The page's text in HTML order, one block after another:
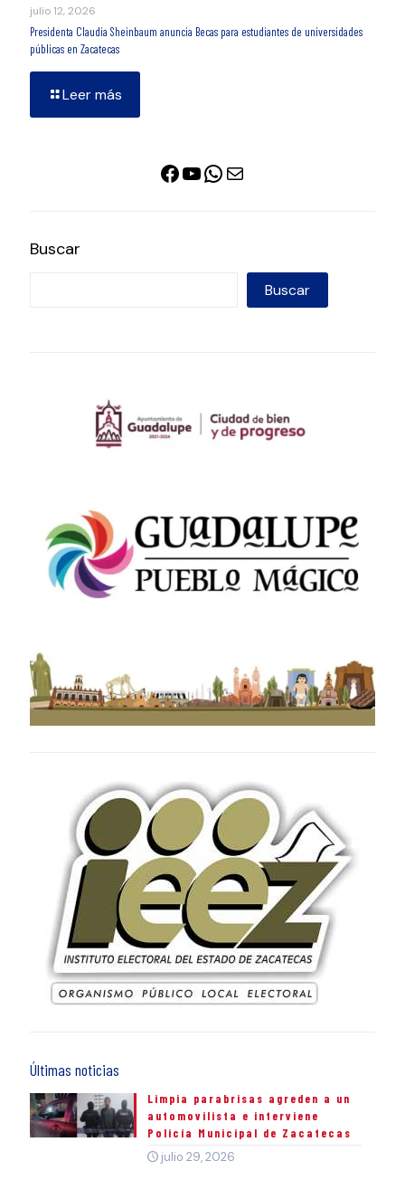
julio 12, 2026
Presidenta Claudia Sheinbaum anuncia Becas para estudiantes de universidades
públicas en Zacatecas
Leer más
Facebook
YouTube
WhatsApp
Correo electrónico
Buscar
Buscar
Últimas noticias
Limpia parabrisas agreden a un
automovilista e interviene
Policía Municipal de Zacatecas
julio 29, 2026